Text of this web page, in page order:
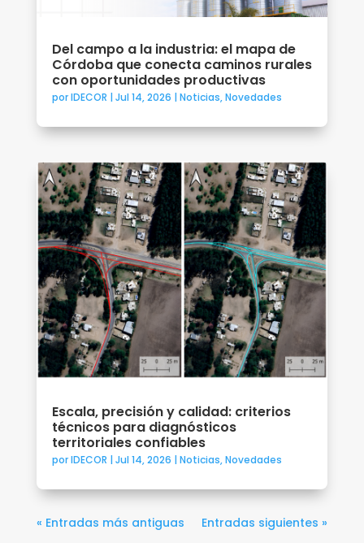
Del campo a la industria: el mapa de
Córdoba que conecta caminos rurales
con oportunidades productivas
porIDECOR | Jul 14, 2026 | Noticias,Novedades
Escala, precisión y calidad: criterios
técnicos para diagnósticos
territoriales confiables
porIDECOR | Jul 14, 2026 | Noticias,Novedades
« Entradas más antiguas Entradas siguientes »